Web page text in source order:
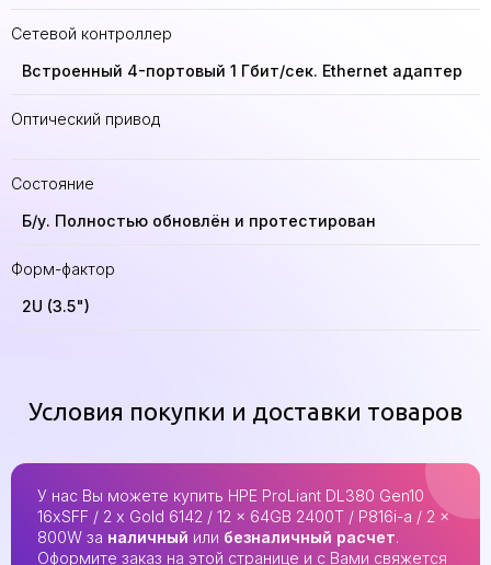
Сетевой контроллер
Встроенный 4-портовый 1 Гбит/сек. Ethernet адаптер
Оптический привод
Состояние
Б/у. Полностью обновлён и протестирован
Форм-фактор
2U (3.5")
Условия покупки и доставки товаров
У нас Вы можете купить HPE ProLiant DL380 Gen10
16xSFF / 2 x Gold 6142 / 12 x 64GB 2400T / P816i-a / 2 x
800W за наличный или безналичный расчет.
Оформите заказ на этой странице и с Вами свяжется